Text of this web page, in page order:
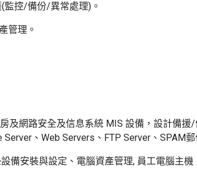
監控/備份/異常處理)。
管理。
及網路安全及信息系統 MIS 設備，設計備
、Web Servers、FTP Server、SPAM
備安裝與設定、電腦資產管理, 員工電腦主